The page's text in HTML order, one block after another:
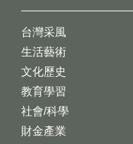
台灣采風
生活藝術
文化歷史
教育學習
社會/科學
財金產業